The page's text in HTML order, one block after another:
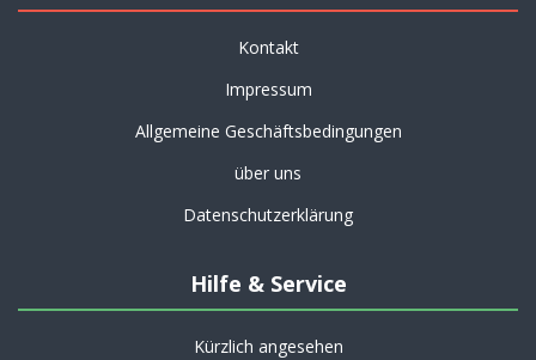
Kontakt
Impressum
Allgemeine Geschäftsbedingungen
über uns
Datenschutzerklärung
Hilfe & Service
Kürzlich angesehen